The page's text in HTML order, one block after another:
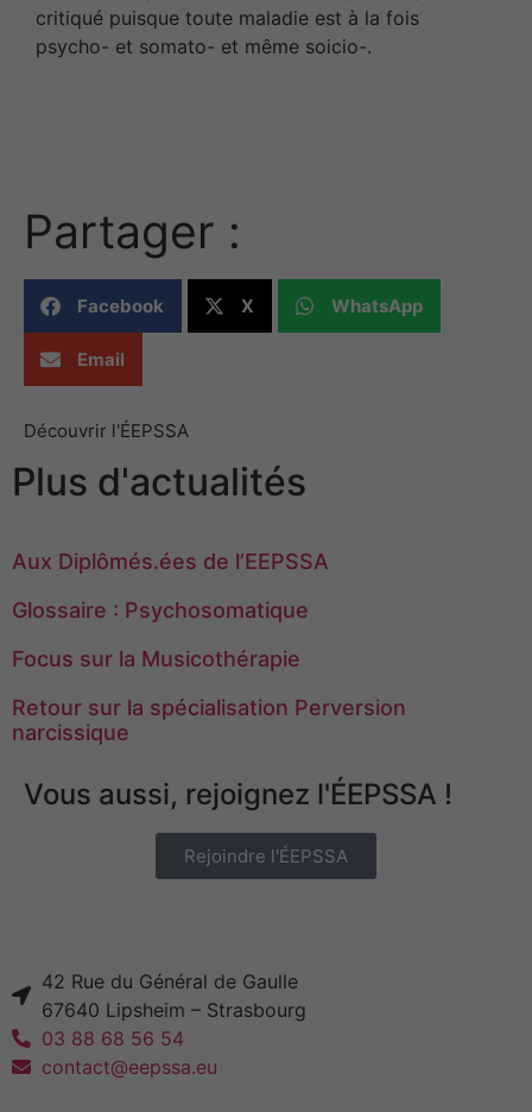
critiqué puisque toute maladie est à la fois
psycho- et somato- et même soicio-.
Partager :
Facebook X WhatsApp
Email
Découvrir l'ÉEPSSA
Plus d'actualités
Aux Diplômés.ées de l’EEPSSA
Glossaire : Psychosomatique
Focus sur la Musicothérapie
Retour sur la spécialisation Perversion
narcissique
Vous aussi, rejoignez l'ÉEPSSA !
Rejoindre l'ÉEPSSA
42 Rue du Général de Gaulle
67640 Lipsheim – Strasbourg
03 88 68 56 54
contact@eepssa.eu